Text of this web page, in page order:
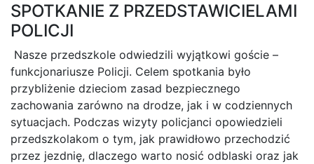
SPOTKANIE Z PRZEDSTAWICIELAMI
POLICJI
Nasze przedszkole odwiedzili wyjątkowi goście –
funkcjonariusze Policji. Celem spotkania było
przybliżenie dzieciom zasad bezpiecznego
zachowania zarówno na drodze, jak i w codziennych
sytuacjach. Podczas wizyty policjanci opowiedzieli
przedszkolakom o tym, jak prawidłowo przechodzić
przez jezdnię, dlaczego warto nosić odblaski oraz jak